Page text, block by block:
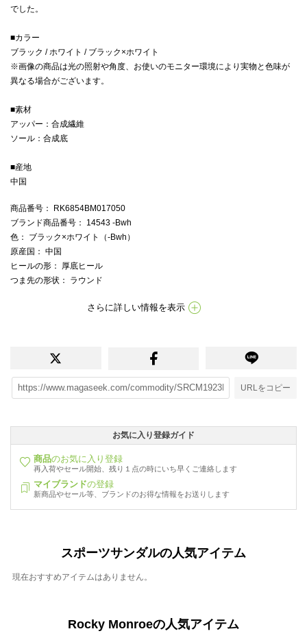
でした。
■カラー
ブラック / ホワイト / ブラック×ホワイト
※画像の商品は光の照射や角度、お使いのモニター環境により実物と色味が
異なる場合がございます。
■素材
アッパー：合成繊維
ソール：合成底
■産地
中国
商品番号 ： RK6854BM017050
ブランド商品番号 ： 14543 -Bwh
色 ： ブラック×ホワイト（-Bwh）
原産国 ： 中国
ヒールの形 ： 厚底ヒール
つま先の形状 ： ラウンド
さらに詳しい情報を表示
URLをコピー
お気に入り登録ガイド
商品のお気に入り登録
再入荷やセール開始、残り１点の時にいち早くご連絡します
マイブランドの登録
新商品やセール等、ブランドのお得な情報をお送りします
スポーツサンダルの人気アイテム
現在おすすめアイテムはありません。
Rocky Monroeの人気アイテム